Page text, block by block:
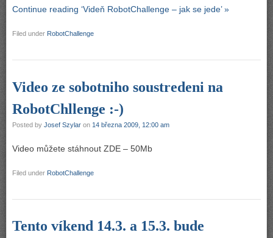
Continue reading ‘Videň RobotChallenge – jak se jede’ »
Filed under RobotChallenge
Video ze sobotniho soustredeni na
RobotChllenge :-)
Posted by Josef Szylar on 14 března 2009, 12:00 am
Video můžete stáhnout ZDE – 50Mb
Filed under RobotChallenge
Tento víkend 14.3. a 15.3. bude